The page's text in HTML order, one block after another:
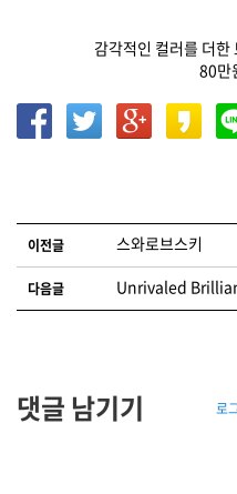
감각적인 컬러를 더한
80만
글 네비게이션
이전글 스와로브스키
다음글 Unrivaled
댓글 남기기 로